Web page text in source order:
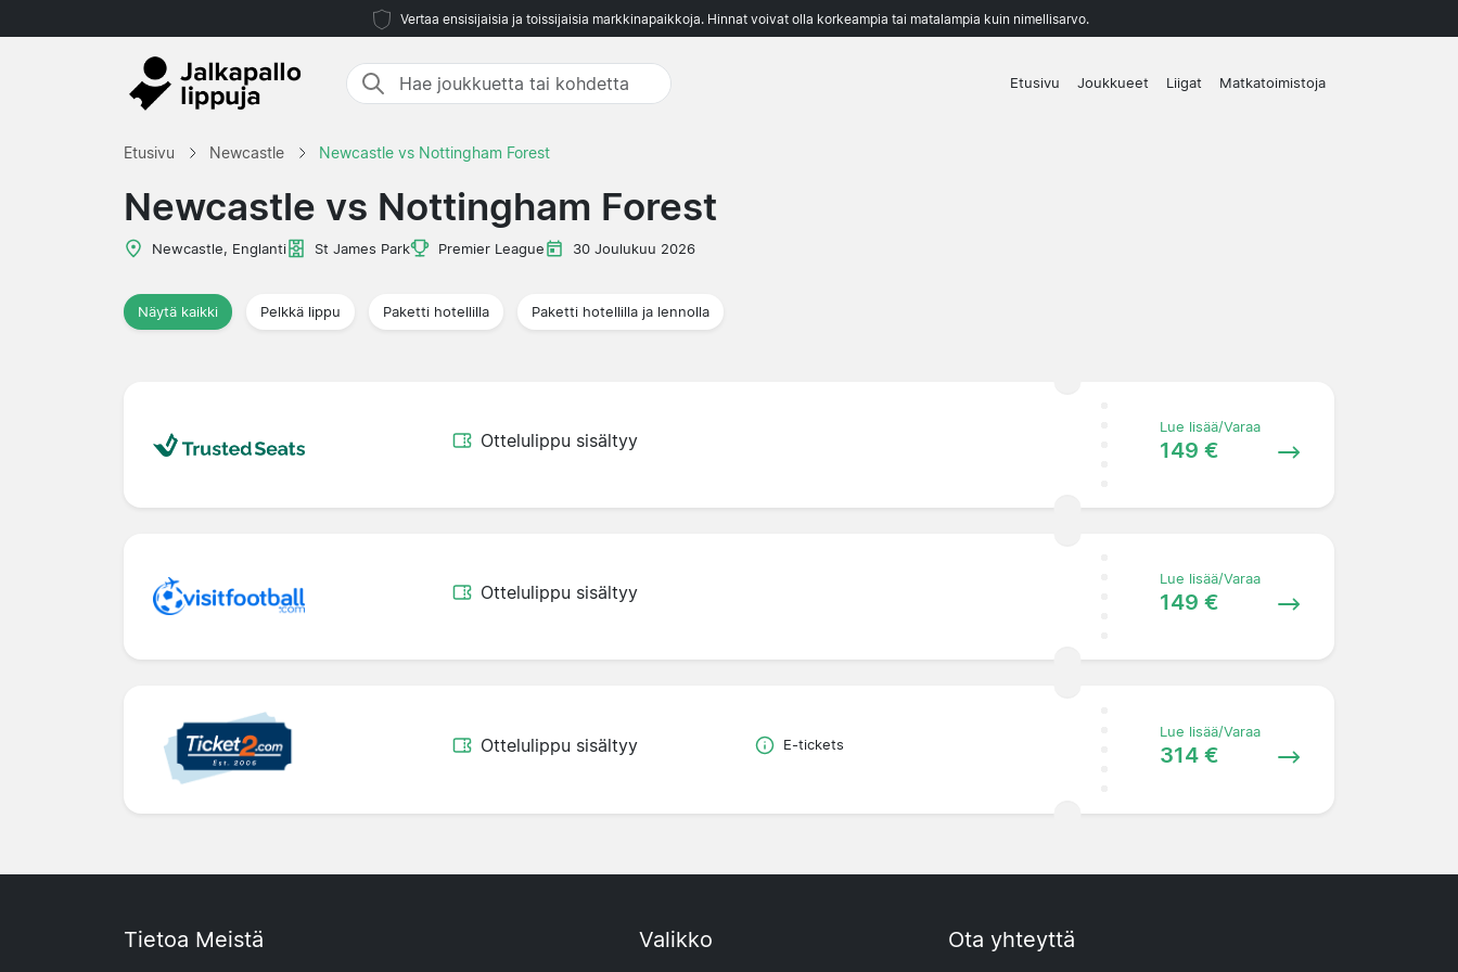
Vertaa ensisijaisia ja toissijaisia markkinapaikkoja. Hinnat voivat olla korkeampia tai matalampia kuin nimellisarvo.
Etusivu Joukkueet Liigat Matkatoimistoja
Etusivu Newcastle Newcastle vs Nottingham Forest
Newcastle vs Nottingham Forest
Newcastle, Englanti St James Park Premier League 30 Joulukuu 2026
Näytä kaikki Pelkkä lippu Paketti hotellilla Paketti hotellilla ja lennolla
Ottelulippu sisältyy
Lue lisää/Varaa
149 €
Ottelulippu sisältyy
Lue lisää/Varaa
149 €
Ottelulippu sisältyy E-tickets
Lue lisää/Varaa
314 €
Tietoa Meistä Valikko Ota yhteyttä